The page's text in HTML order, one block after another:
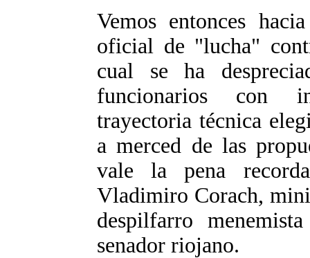
Vemos entonces
oficial de "lucha"
cual se ha
funcionarios con
trayectoria técnica
a merced de las
vale la pena
Vladimiro Corach,
despilfarro
senador riojano.